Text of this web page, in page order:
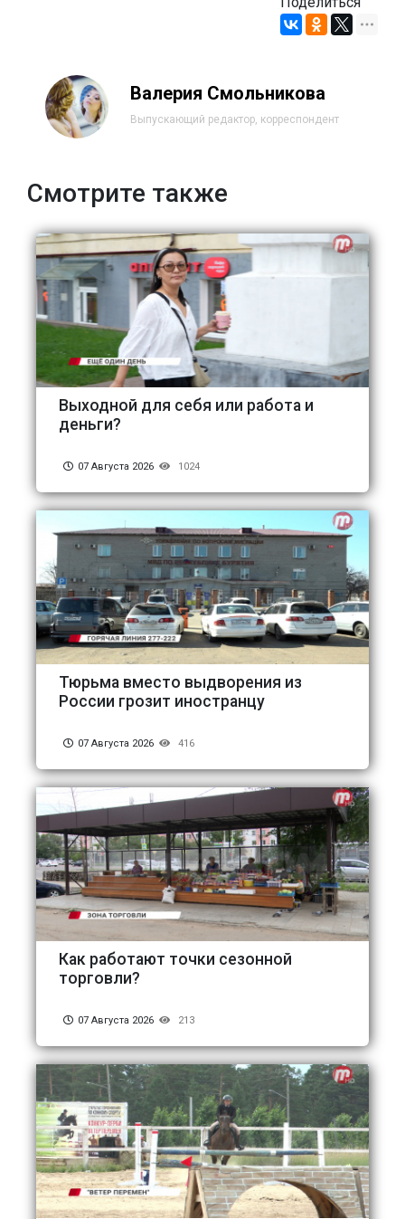
Валерия Смольникова
Выпускающий редактор, корреспондент
Смотрите также
Выходной для себя или работа и
деньги?
07 Августа 2026 1024
Тюрьма вместо выдворения из
России грозит иностранцу
07 Августа 2026 416
Как работают точки сезонной
торговли?
07 Августа 2026 213